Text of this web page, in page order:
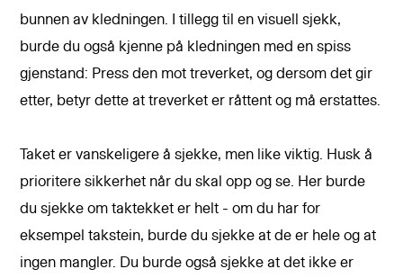
bunnen av kledningen. I tillegg til en visuell sjekk,
burde du også kjenne på kledningen med en spiss
gjenstand: Press den mot treverket, og dersom det gir
etter, betyr dette at treverket er råttent og må erstattes.
Taket er vanskeligere å sjekke, men like viktig. Husk å
prioritere sikkerhet når du skal opp og se. Her burde
du sjekke om taktekket er helt - om du har for
eksempel takstein, burde du sjekke at de er hele og at
ingen mangler. Du burde også sjekke at det ikke er